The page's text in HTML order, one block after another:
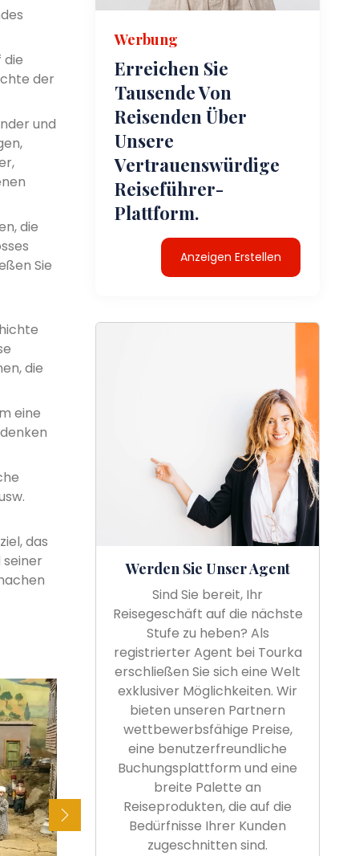
die
der
und
die
Sie
die
eine
das
Werbung
Erreichen Sie
Tausende Von
Reisenden Über
Unsere
Vertrauenswürdige
Reiseführer-
Plattform.
Anzeigen Erstellen
Werden Sie Unser Agent
Sind Sie bereit, Ihr
Reisegeschäft auf die nächste
Stufe zu heben? Als
registrierter Agent bei Tourka
erschließen Sie sich eine Welt
exklusiver Möglichkeiten. Wir
bieten unseren Partnern
wettbewerbsfähige Preise,
eine benutzerfreundliche
Buchungsplattform und eine
breite Palette an
Reiseprodukten, die auf die
Bedürfnisse Ihrer Kunden
zugeschnitten sind.